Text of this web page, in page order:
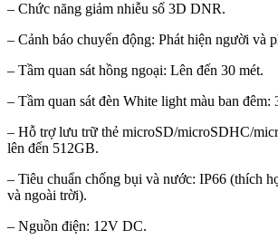
– Chức năng giảm nhiễu số 3D DNR.
– Cảnh báo chuyển động: Phát hiện người và
– Tầm quan sát hồng ngoại: Lên đến 30 mét.
– Tầm quan sát đèn White light màu ban đêm:
– Hỗ trợ lưu trữ thẻ microSD/microSDHC/
lên đến 512GB.
– Tiêu chuẩn chống bụi và nước: IP66 (thích
và ngoài trời).
– Nguồn điện: 12V DC.